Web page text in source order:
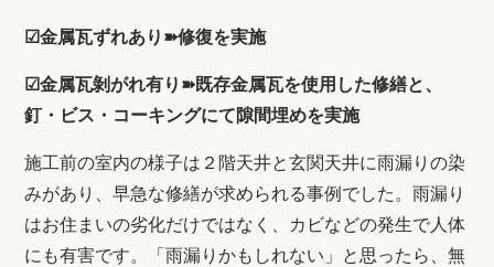
☑金属瓦ずれあり➽修復を実施
☑金属瓦剝がれ有り➽既存金属瓦を使用した修繕と、
釘・ビス・コーキングにて隙間埋めを実施
施工前の室内の様子は２階天井と玄関天井に雨漏りの染
みがあり、早急な修繕が求められる事例でした。雨漏り
はお住まいの劣化だけではなく、カビなどの発生で人体
にも有害です。「雨漏りかもしれない」と思ったら、無